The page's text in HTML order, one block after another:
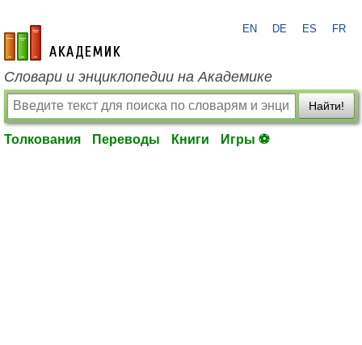
academic.ru
EN DE ES FR
Словари и энциклопедии на Академике
Найти!
Толкования Переводы Книги Игры ⚽